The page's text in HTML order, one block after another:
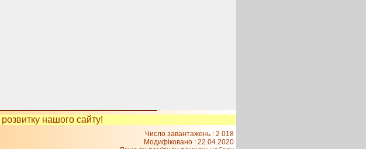
розвитку нашого сайту!
Число завантажень : 2 018
Модифіковано : 22.04.2020